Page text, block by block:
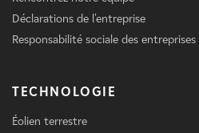
Déclarations de l'entreprise
Responsabilité sociale des entreprises
TECHNOLOGIE
Éolien terrestre